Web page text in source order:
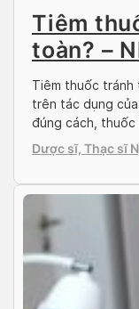
Tiêm
toàn? –
Tiêm thuốc tránh
trên tác dụng
đúng cách, thuốc
và kéo dài trong
thuốc bạn sử
Dược sĩ, Thạc sĩ